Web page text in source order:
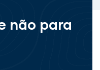
não para